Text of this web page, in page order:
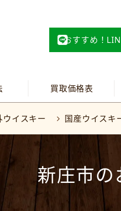
おすすめ！
買取価格表
ウイスキー 国産ウイスキ
新庄市の